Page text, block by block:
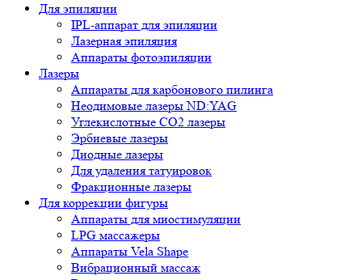
Для эпиляции
IPL-аппарат для эпиляции
Лазерная эпиляция
Аппараты фотоэпиляции
Лазеры
Аппараты для карбонового пилинга
Неодимовые лазеры ND:YAG
Углекислотные СО2 лазеры
Эрбиевые лазеры
Диодные лазеры
Для удаления татуировок
Фракционные лазеры
Для коррекции фигуры
Аппараты для миостимуляции
LPG массажеры
Аппараты Vela Shape
Вибрационный массаж